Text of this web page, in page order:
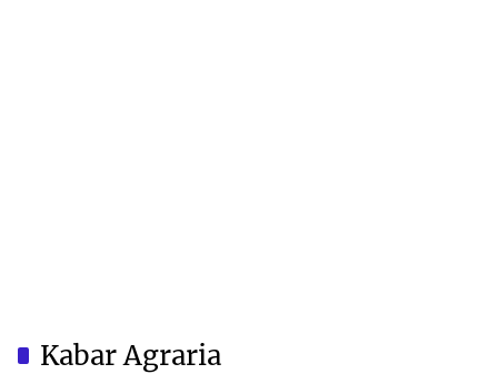
Kabar Agraria